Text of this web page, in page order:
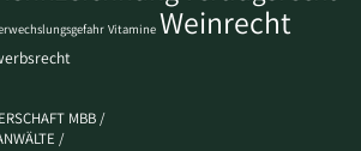
Vitamine Weinrecht
MBB /
/